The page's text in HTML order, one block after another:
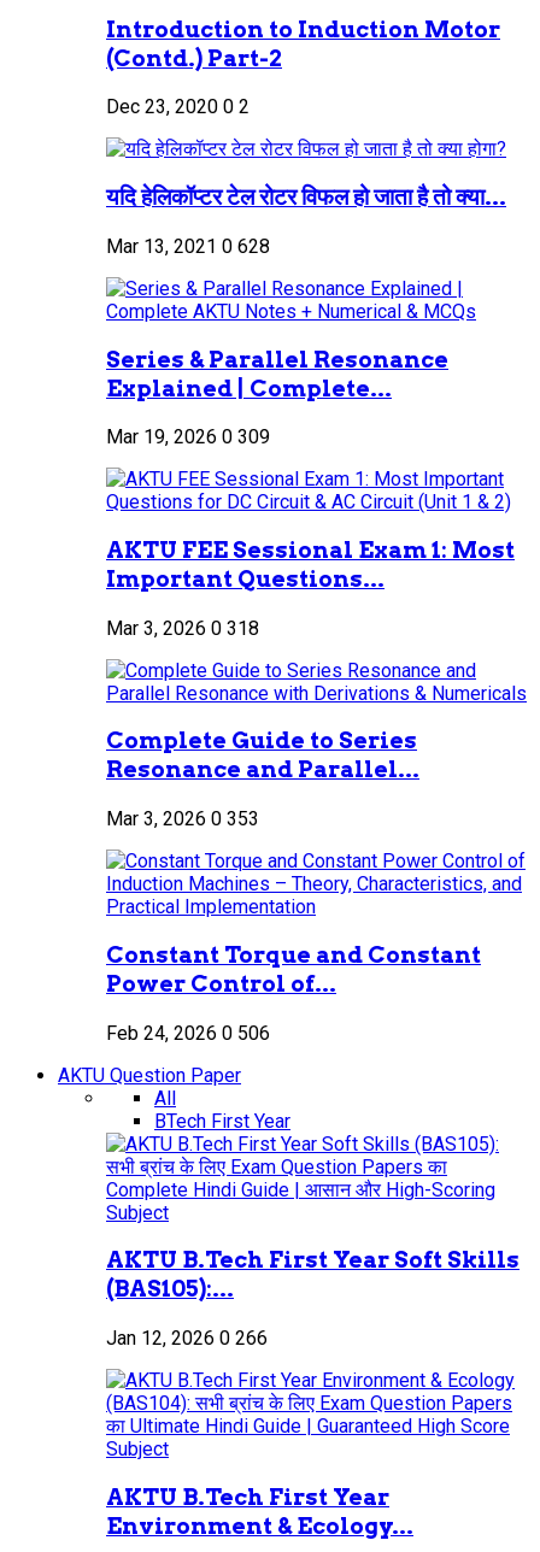
Introduction to Induction Motor
(Contd.) Part-2
Dec 23, 2020 0 2
यदि हेलिकॉप्टर टेल रोटर विफल हो जाता है तो क्या...
Mar 13, 2021 0 628
Series & Parallel Resonance
Explained | Complete...
Mar 19, 2026 0 309
AKTU FEE Sessional Exam 1: Most
Important Questions...
Mar 3, 2026 0 318
Complete Guide to Series
Resonance and Parallel...
Mar 3, 2026 0 353
Constant Torque and Constant
Power Control of...
Feb 24, 2026 0 506
AKTU Question Paper
All
BTech First Year
AKTU B.Tech First Year Soft Skills
(BAS105):...
Jan 12, 2026 0 266
AKTU B.Tech First Year
Environment & Ecology...